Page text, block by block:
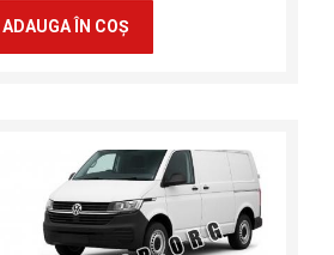
ADAUGA ÎN COŞ